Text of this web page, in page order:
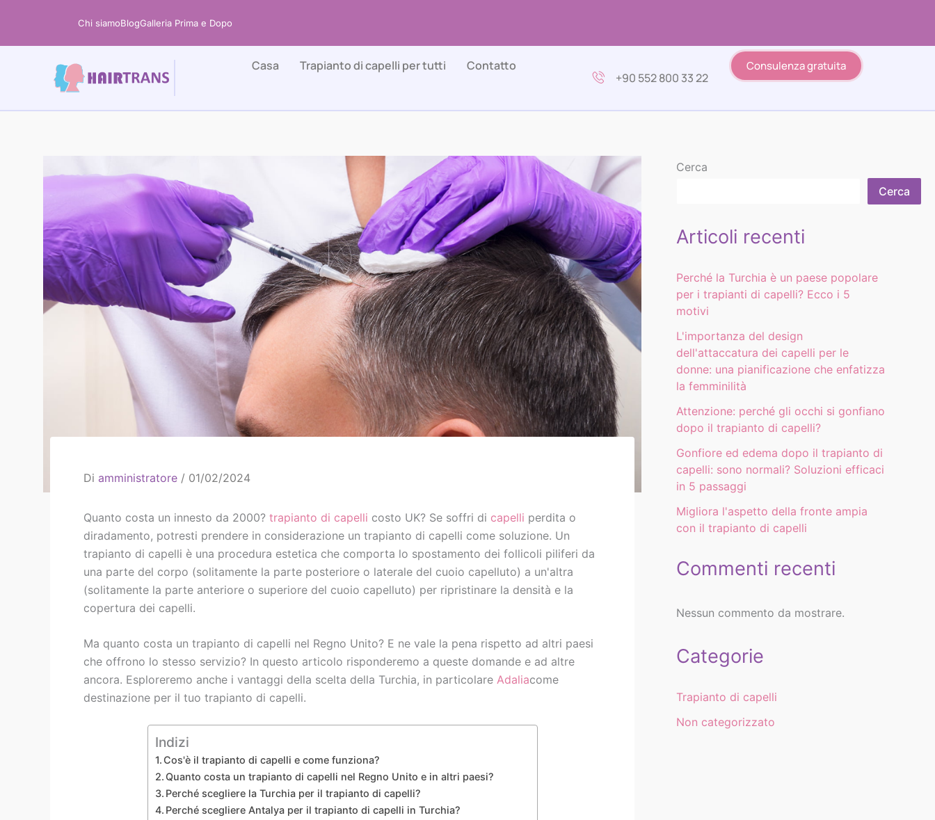
contenuto
Chi siamoBlogGalleria Prima e Dopo
Casa Trapianto di capelli per tutti
Contatto
+90 552 800 33 22
Consulenza gratuita
Di amministratore / 01/02/2024
Quanto costa un innesto da 2000? trapianto di capelli costo UK? Se soffri di capelli perdita o
diradamento, potresti prendere in considerazione un trapianto di capelli come soluzione. Un
trapianto di capelli è una procedura estetica che comporta lo spostamento dei follicoli piliferi da
una parte del corpo (solitamente la parte posteriore o laterale del cuoio capelluto) a un'altra
(solitamente la parte anteriore o superiore del cuoio capelluto) per ripristinare la densità e la
copertura dei capelli.
Ma quanto costa un trapianto di capelli nel Regno Unito? E ne vale la pena rispetto ad altri paesi
che offrono lo stesso servizio? In questo articolo risponderemo a queste domande e ad altre
ancora. Esploreremo anche i vantaggi della scelta della Turchia, in particolare Adaliacome
destinazione per il tuo trapianto di capelli.
Indizi
Cos'è il trapianto di capelli e come funziona?
Quanto costa un trapianto di capelli nel Regno Unito e in altri paesi?
Perché scegliere la Turchia per il trapianto di capelli?
Perché scegliere Antalya per il trapianto di capelli in Turchia?
Cerca
Cerca
Articoli recenti
Perché la Turchia è un paese popolare
per i trapianti di capelli? Ecco i 5
motivi
L'importanza del design
dell'attaccatura dei capelli per le
donne: una pianificazione che enfatizza
la femminilità
Attenzione: perché gli occhi si gonfiano
dopo il trapianto di capelli?
Gonfiore ed edema dopo il trapianto di
capelli: sono normali? Soluzioni efficaci
in 5 passaggi
Migliora l'aspetto della fronte ampia
con il trapianto di capelli
Commenti recenti
Nessun commento da mostrare.
Categorie
Trapianto di capelli
Non categorizzato